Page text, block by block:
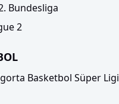
Bundesliga
2
Basketbol Süper Ligi